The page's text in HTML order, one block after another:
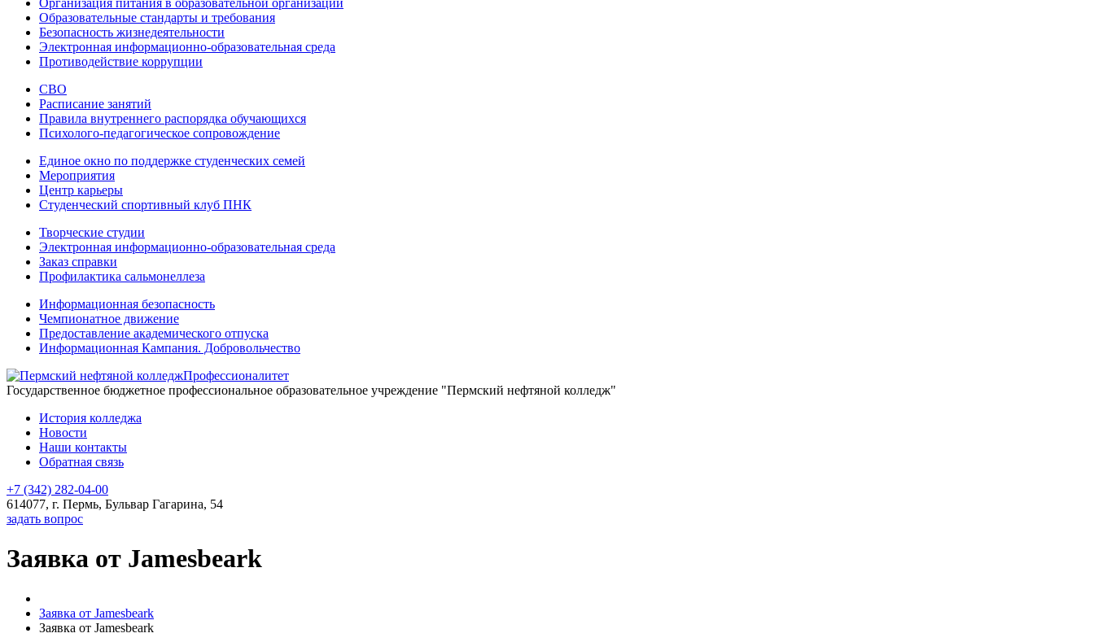
Организация питания в образовательной организации
Образовательные стандарты и требования
Безопасность жизнедеятельности
Электронная информационно-образовательная среда
Противодействие коррупции
СВО
Расписание занятий
Правила внутреннего распорядка обучающихся
Психолого-педагогическое сопровождение
Единое окно по поддержке студенческих семей
Мероприятия
Центр карьеры
Студенческий спортивный клуб ПНК
Творческие студии
Электронная информационно-образовательная среда
Заказ справки
Профилактика сальмонеллеза
Информационная безопасность
Чемпионатное движение
Предоставление академического отпуска
Информационная Кампания. Добровольчество
Профессионалитет
Государственное бюджетное профессиональное образовательное учреждение "Пермский нефтяной колледж"
История колледжа
Новости
Наши контакты
Обратная связь
+7 (342) 282-04-00
614077, г. Пермь, Бульвар Гагарина, 54
задать вопрос
Заявка от Jamesbeark
Заявка от Jamesbeark
Заявка от Jamesbeark